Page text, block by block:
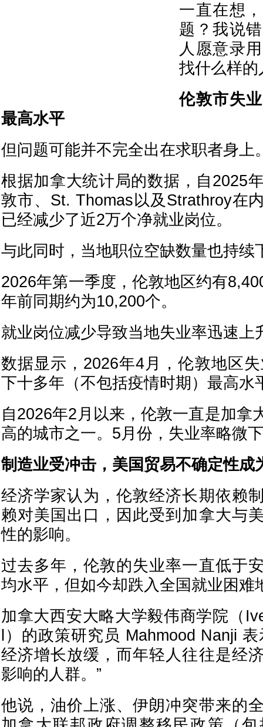
一直在想
题？我说
人愿意录
找什么样的
伦敦市失
最高水平
但问题可能并不完全出在求职者身上
根据加拿大统计局的数据，自2025
敦市、St. Thomas以及Strathroy在
已经减少了近2万个净就业岗位。
与此同时，当地职位空缺数量也持续
2026年第一季度，伦敦地区约有
年前同期约为10,200个。
就业岗位减少导致当地失业率迅速上
数据显示，2026年4月，伦敦地区
下十多年（不包括疫情时期）最高水
自2026年2月以来，伦敦一直是加拿
高的城市之一。5月份，失业率略微
制造业受冲击，美国贸易不确定性成
经济学家认为，伦敦经济长期依赖
赖对美国出口，因此受到加拿大与
性的影响。
过去多年，伦敦的失业率一直低于
均水平，但如今却跌入全国就业困难
加拿大西安大略大学毅伟商学院（
l）的政策研究员 Mahmood Nanji
经济增长放缓，而年轻人往往是经
影响的人群。”
他说，油价上涨、伊朗冲突带来的